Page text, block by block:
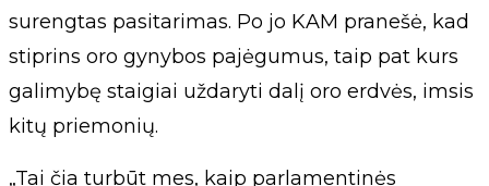
surengtas pasitarimas. Po jo KAM pranešė, kad
stiprins oro gynybos pajėgumus, taip pat kurs
galimybę staigiai uždaryti dalį oro erdvės, imsis
kitų priemonių.
„Tai čia turbūt mes, kaip parlamentinės